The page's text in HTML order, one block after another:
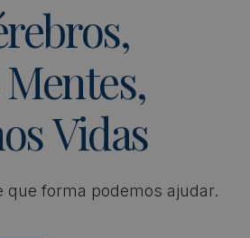
Mentes,
Vidas
que forma podemos ajudar.